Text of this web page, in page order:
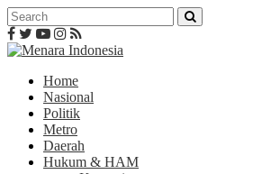
Home
Nasional
Politik
Metro
Daerah
Hukum & HAM